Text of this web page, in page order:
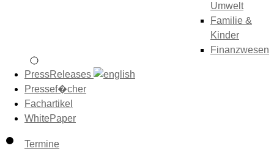
Umwelt
Familie &
Kinder
Finanzwesen
PressReleases
Pressef�cher
Fachartikel
WhitePaper
Termine